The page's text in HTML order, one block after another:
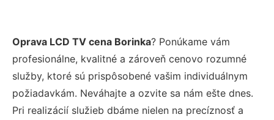
Oprava LCD TV cena Borinka? Ponúkame vám
profesionálne, kvalitné a zároveň cenovo rozumné
služby, ktoré sú prispôsobené vašim individuálnym
požiadavkám. Neváhajte a ozvite sa nám ešte dnes.
Pri realizácií služieb dbáme nielen na precíznosť a